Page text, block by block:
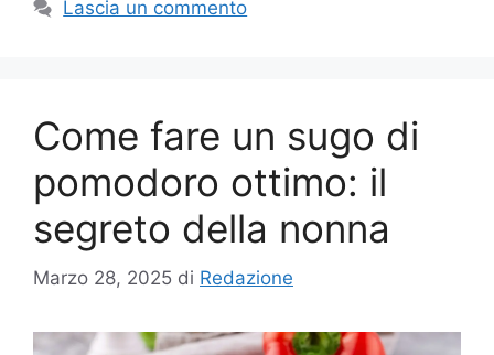
Lascia un commento
Come fare un sugo di
pomodoro ottimo: il
segreto della nonna
Marzo 28, 2025 di Redazione